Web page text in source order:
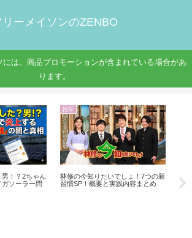
リーメイソンのZENBO
は、商品プロモーションが含まれている場合があ
ります。
男！？2ちゃん
ソーラー問
雑学
林修の今知りたいでしょ！7つの新
習慣SP！概要と実践内容まとめ
袋